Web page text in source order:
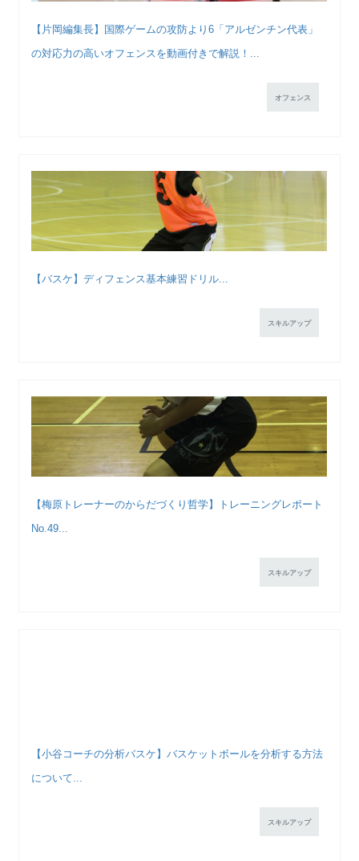
【片岡編集長】国際ゲームの攻防より6「アルゼンチン代表」
の対応力の高いオフェンスを動画付きで解説！...
オフェンス
【バスケ】ディフェンス基本練習ドリル...
スキルアップ
【梅原トレーナーのからだづくり哲学】トレーニングレポート
No.49...
スキルアップ
【小谷コーチの分析バスケ】バスケットボールを分析する方法
について...
スキルアップ